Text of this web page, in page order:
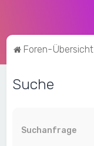
Foren-Übersicht
Suche
Suchanfrage